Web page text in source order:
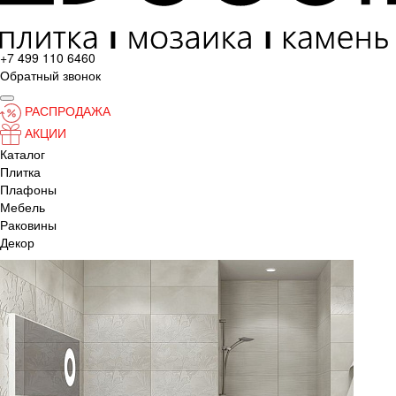
+7 499 110 6460
Обратный звонок
РАСПРОДАЖА
АКЦИИ
Каталог
Плитка
Плафоны
Мебель
Раковины
Декор